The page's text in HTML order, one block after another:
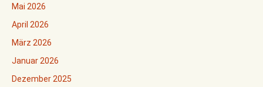
Mai 2026
April 2026
März 2026
Januar 2026
Dezember 2025